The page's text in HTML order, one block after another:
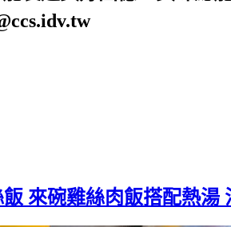
來碗雞絲肉飯搭配熱湯